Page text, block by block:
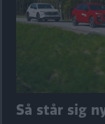
Så står sig